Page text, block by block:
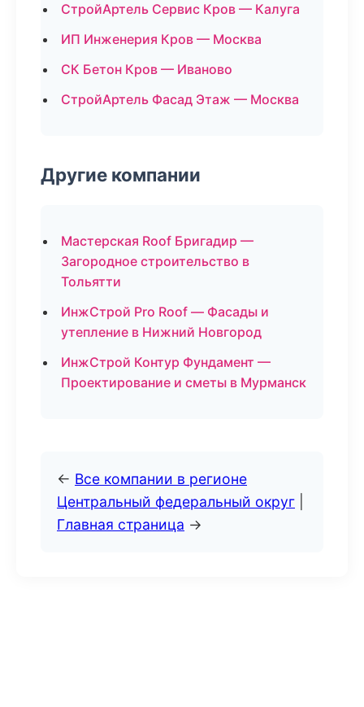
СтройАртель Сервис Кров — Калуга
ИП Инженерия Кров — Москва
СК Бетон Кров — Иваново
СтройАртель Фасад Этаж — Москва
Другие компании
Мастерская Roof Бригадир —
Загородное строительство в
Тольятти
ИнжСтрой Pro Roof — Фасады и
утепление в Нижний Новгород
ИнжСтрой Контур Фундамент —
Проектирование и сметы в Мурманск
← Все компании в регионе
Центральный федеральный округ
Главная страница →